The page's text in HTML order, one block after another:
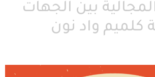
بين الجهات
كلميم واد نون